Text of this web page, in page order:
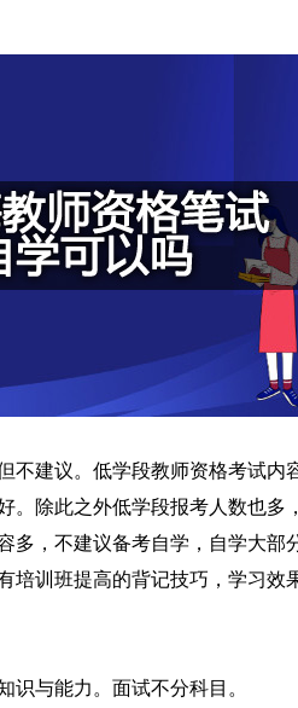
不建议。低学段教师资格考试内
。除此之外低学段报考人数也多
多，不建议备考自学，自学大部
培训班提高的背记技巧，学习效
识与能力。面试不分科目。